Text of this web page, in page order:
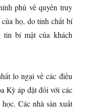
phủ về quyền truy
họ, do tính chất bí
tin bí mật của khách
lo ngại về các điều
Kỳ áp đặt đối với các
Các nhà sản xuất